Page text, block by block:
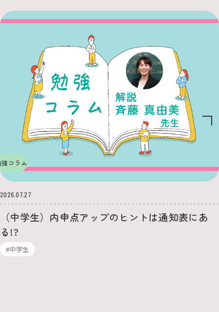
強コラム
2026.07.27
（中学生）内申点アップのヒントは通知表にあ
る!?
#中学生